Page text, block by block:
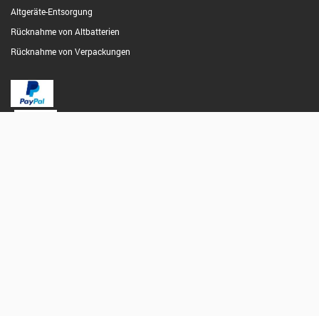
Altgeräte-Entsorgung
Rücknahme von Altbatterien
Rücknahme von Verpackungen